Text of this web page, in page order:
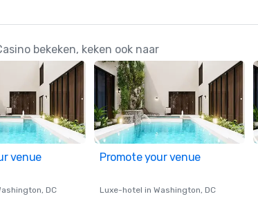
bekeken, keken ook naar
venue
, DC
Promote your venue
Luxe-hotel in Washington, DC